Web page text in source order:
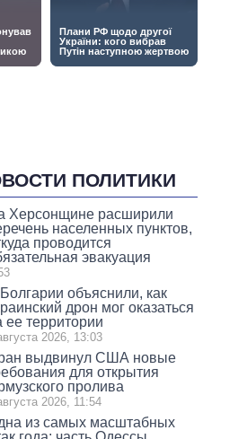
ПОЛИТИКИ
Херсонщине расширили
населенных пунктов,
проводится
эвакуация
объяснили, как
дрон мог оказаться
ее территории
2026, 13:03
выдвинул США новые
для открытия
пролива
2026, 11:54
из самых масштабных